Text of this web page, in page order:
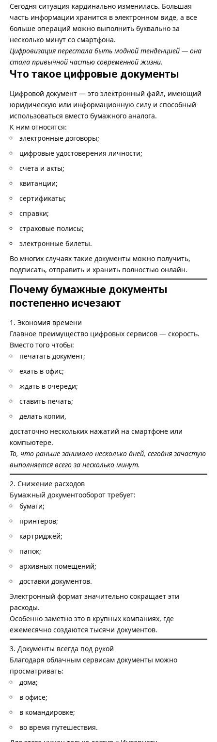
Сегодня ситуация кардинально изменилась. Большая
часть информации хранится в электронном виде, а все
больше операций можно выполнить буквально за
несколько минут со смартфона.
Цифровизация перестала быть модной тенденцией — она
стала привычной частью современной жизни.
Что такое цифровые документы
Цифровой документ — это электронный файл, имеющий
юридическую или информационную силу и способный
использоваться вместо бумажного аналога.
К ним относятся:
электронные договоры;
цифровые удостоверения личности;
счета и акты;
квитанции;
сертификаты;
справки;
страховые полисы;
электронные билеты.
Во многих случаях такие документы можно получить,
подписать, отправить и хранить полностью онлайн.
Почему бумажные документы
постепенно исчезают
1. Экономия времени
Главное преимущество цифровых сервисов — скорость.
Вместо того чтобы:
печатать документ;
ехать в офис;
ждать в очереди;
ставить печать;
делать копии,
достаточно нескольких нажатий на смартфоне или
компьютере.
То, что раньше занимало несколько дней, сегодня зачастую
выполняется всего за несколько минут.
2. Снижение расходов
Бумажный документооборот требует:
бумаги;
принтеров;
картриджей;
папок;
архивных помещений;
доставки документов.
Электронный формат значительно сокращает эти
расходы.
Особенно заметно это в крупных компаниях, где
ежемесячно создаются тысячи документов.
3. Документы всегда под рукой
Благодаря облачным сервисам документы можно
просматривать:
дома;
в офисе;
в командировке;
во время путешествия.